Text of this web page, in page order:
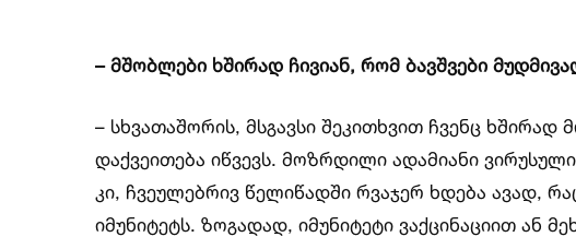
– მშობლები ხშირად ჩივიან, რომ ბავშვები
– სხვათაშორის, მსგავსი შეკითხვით ჩვენც
დაქვეითება იწვევს. მოზრდილი ადამიანი
კი, ჩვეულებრივ წელიწადში რვაჯერ ხდება ავად,
იმუნიტეტს. ზოგადად, იმუნიტეტი ვაქცინაციით ან